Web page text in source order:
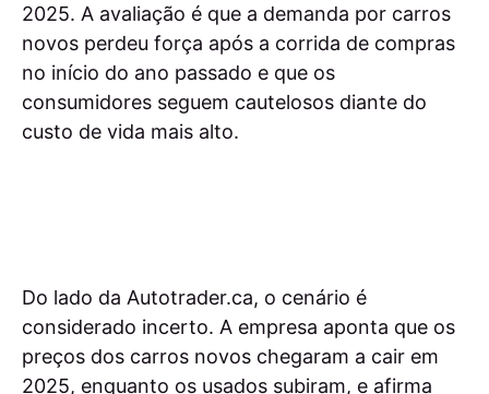
2025. A avaliação é que a demanda por carros
novos perdeu força após a corrida de compras
no início do ano passado e que os
consumidores seguem cautelosos diante do
custo de vida mais alto.
Do lado da Autotrader.ca, o cenário é
considerado incerto. A empresa aponta que os
preços dos carros novos chegaram a cair em
2025, enquanto os usados subiram, e afirma